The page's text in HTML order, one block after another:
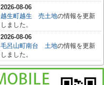
2026-08-06
越生町越生 売土地の情報を更新
しました。
2026-08-06
毛呂山町南台 土地の情報を更新
しました。